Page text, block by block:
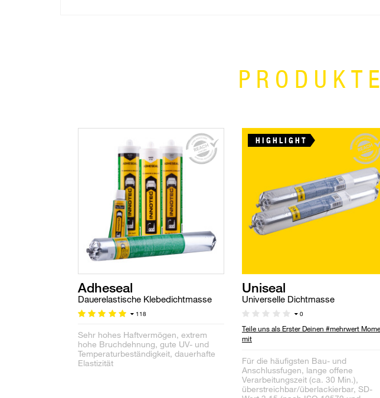
Adheseal
Dauerelastische Klebedichtmasse
118
Sehr hohes Haftvermögen, extrem
hohe Bruchdehnung, gute UV- und
Temperaturbeständigkeit, dauerhafte
Elastizität
HIGHLIGHT
Uniseal
Universelle Dichtmasse
0
Teile uns als Erster Deinen #mehrwert
mit
Für die häufigsten Bau- und
Anschlussfugen, lange offene
Verarbeitungszeit (ca. 30 Min.),
überstreichbar/überlackierbar, SD-